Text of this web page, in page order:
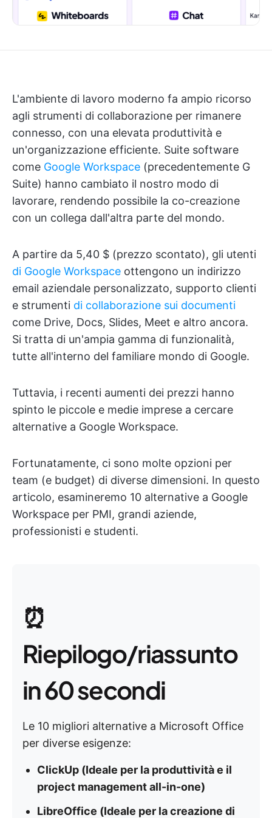
L'ambiente di lavoro moderno fa ampio ricorso
agli strumenti di collaborazione per rimanere
connesso, con una elevata produttività e
un'organizzazione efficiente. Suite software
come Google Workspace (precedentemente G
Suite) hanno cambiato il nostro modo di
lavorare, rendendo possibile la co-creazione
con un collega dall'altra parte del mondo.
A partire da 5,40 $ (prezzo scontato), gli utenti
di Google Workspace ottengono un indirizzo
email aziendale personalizzato, supporto clienti
e strumenti di collaborazione sui documenti
come Drive, Docs, Slides, Meet e altro ancora.
Si tratta di un'ampia gamma di funzionalità,
tutte all'interno del familiare mondo di Google.
Tuttavia, i recenti aumenti dei prezzi hanno
spinto le piccole e medie imprese a cercare
alternative a Google Workspace.
Fortunatamente, ci sono molte opzioni per
team (e budget) di diverse dimensioni. In questo
articolo, esamineremo 10 alternative a Google
Workspace per PMI, grandi aziende,
professionisti e studenti.
⏰
Riepilogo/riassunto
in 60 secondi
Le 10 migliori alternative a Microsoft Office
per diverse esigenze:
ClickUp (Ideale per la produttività e il
project management all-in-one)
LibreOffice (Ideale per la creazione di